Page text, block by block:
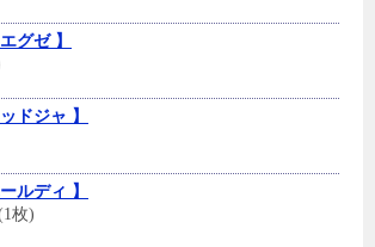
グゼ 】
ドジャ 】
ルディ 】
枚)